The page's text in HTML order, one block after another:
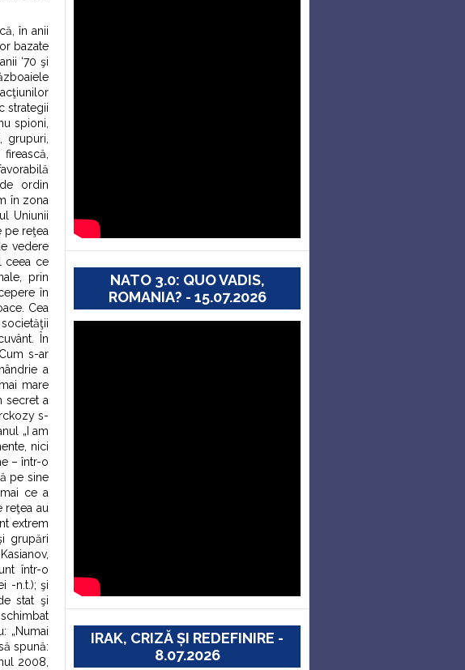
în anii
bazate
‘70 şi
strategii
spioni,
ordin
în zona
Uniunii
pe reţea
vedere
ceea ce
prin
în
Cea
În
s-ar
a
mare
secret a
s-
„I am
nici
– într-o
pe sine
ce a
reţea au
extrem
grupări
într-o
-n.t.); şi
stat şi
„Numai
spună:
2008,
NATO 3.0: QUO VADIS,
ROMANIA? - 15.07.2026
IRAK, CRIZĂ ȘI REDEFINIRE -
8.07.2026